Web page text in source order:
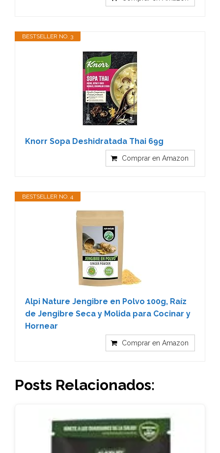
BESTSELLER NO. 3
Knorr Sopa Deshidratada Thai 69g
Comprar en Amazon
BESTSELLER NO. 4
Alpi Nature Jengibre en Polvo 100g, Raíz
de Jengibre Seca y Molida para Cocinar y
Hornear
Comprar en Amazon
Posts Relacionados: